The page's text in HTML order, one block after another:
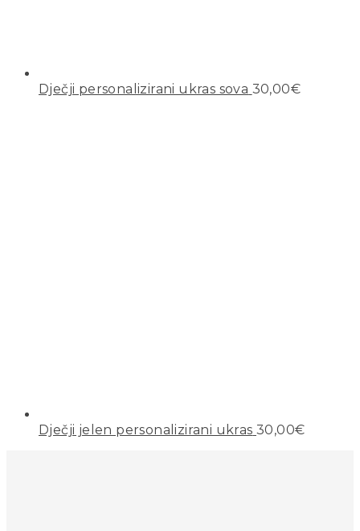
Dječji personalizirani ukras sova 30,00€
Dječji jelen personalizirani ukras 30,00€